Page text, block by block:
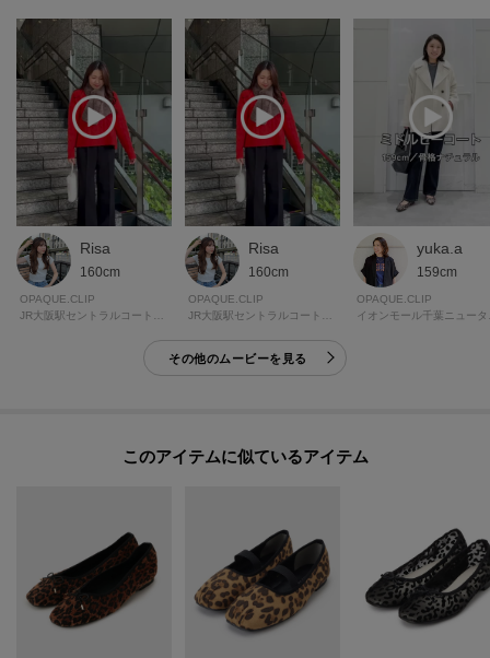
Risa
160cm
OPAQUE.CLIP
Risa
160cm
OPAQUE.CLIP
yuka.a
159cm
OPAQUE.CLIP
その他のムービーを見る
このアイテムに似ているアイテム